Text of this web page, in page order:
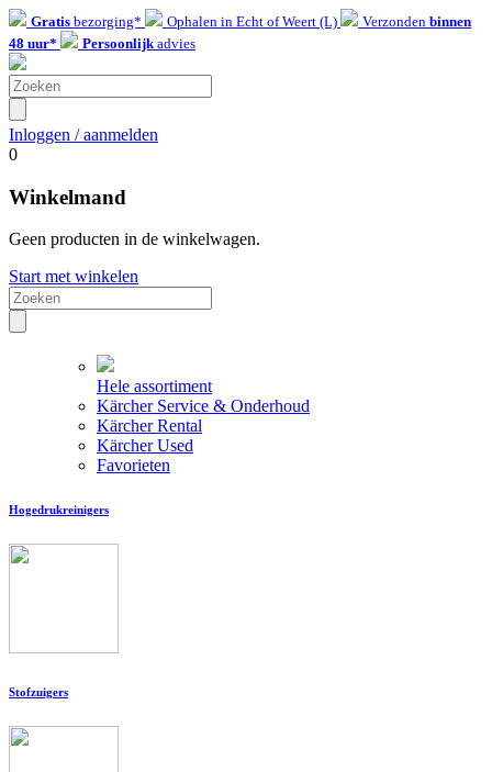
Gratis bezorging* Ophalen in Echt of Weert (L) Verzonden binnen
48 uur*
Persoonlijkadvies
Inloggen / aanmelden
0
Winkelmand
Geen producten in de winkelwagen.
Start met winkelen
Hele assortiment
Kärcher Service & Onderhoud
Kärcher Rental
Kärcher Used
Favorieten
Hogedrukreinigers
Stofzuigers